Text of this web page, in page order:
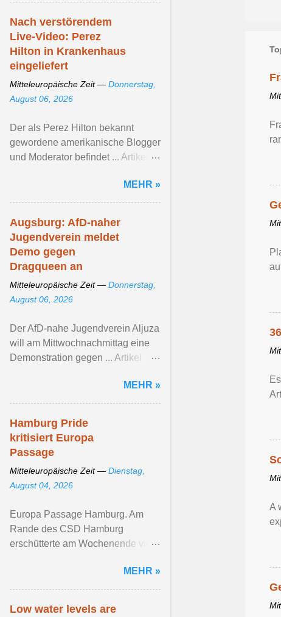
A
Nach verstörendem
Live-Video: Perez
Hilton in Krankenhaus
eingeliefert
Mitteleuropäische Zeit — Donnerstag,
August 06, 2026
Der als Perez Hilton bekannt
gewordene amerikanische Blogger
und Moderator befindet ... Artikel
MEHR »
Augsburg: AfD-naher
Jugendverein meldet
Demo gegen
Dragqueen an
Mitteleuropäische Zeit — Donnerstag,
August 06, 2026
Der AfD-nahe Jugendverein Aljuza
will am Mittwochnachmittag eine
Demonstration gegen ... Artikel
MEHR »
Hamburg Pride
kritisiert Europa
Passage
Mitteleuropäische Zeit — Dienstag,
August 04, 2026
Europa Passage Hamburg. Am
Rande des CSD Hamburg
erschütterte am Wochenende viele
MEHR »
Low water levels are